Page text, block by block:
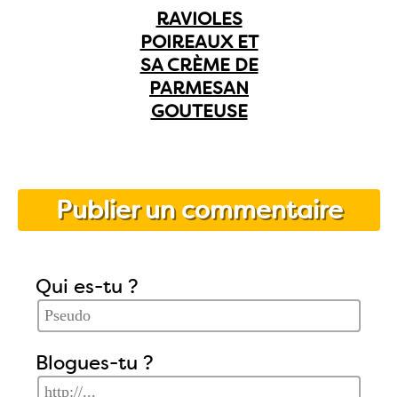
RAVIOLES
POIREAUX ET
SA CRÈME DE
PARMESAN
GOUTEUSE
Publier un commentaire
Qui es-tu ?
Blogues-tu ?